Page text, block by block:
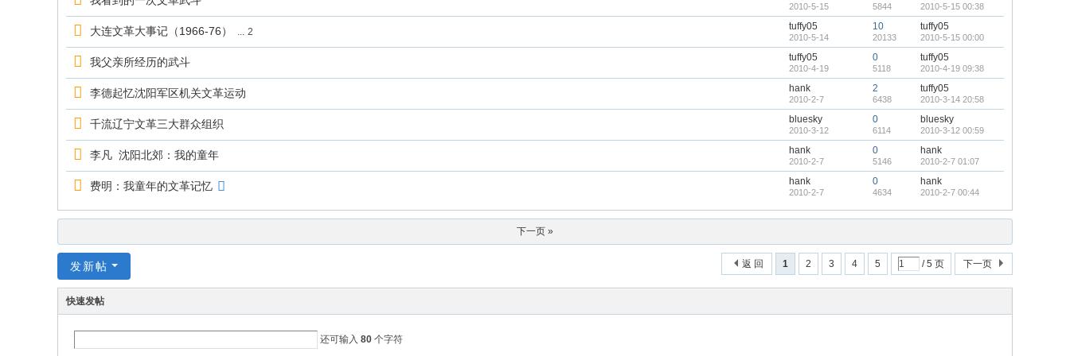
2010-5-15 5844 2010-5-15 00:38
大连文革大事记（1966-76） ... 2 tuffy05
2010-5-14
10
20133
tuffy05
2010-5-15 00:00
我父亲所经历的武斗 tuffy05
2010-4-19
0
5118
tuffy05
2010-4-19 09:38
李德起忆沈阳军区机关文革运动 hank
2010-2-7
2
6438
tuffy05
2010-3-14 20:58
千流辽宁文革三大群众组织 bluesky
2010-3-12
0
6114
bluesky
2010-3-12 00:59
李凡 沈阳北郊：我的童年 hank
2010-2-7
0
5146
hank
2010-2-7 01:07
费明：我童年的文革记忆 hank
2010-2-7
0
4634
hank
2010-2-7 00:44
下一页 »
1 2 3 4 5 / 5 页 下一页
返 回
发新帖
快速发帖
还可输入 80 个字符